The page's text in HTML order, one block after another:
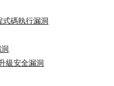
碼執行漏洞
級安全漏洞